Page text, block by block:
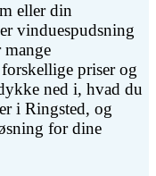
eller din
vinduespudsning
priser og
ned i, hvad du
i Ringsted, og
for dine